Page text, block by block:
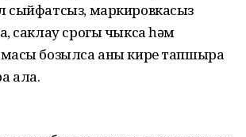
сыйфатсыз, маркировкасыз
саклау срогы чыкса һәм
бозылса аны кире тапшыра
ала.